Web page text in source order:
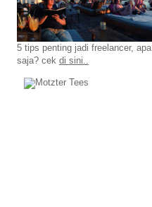
5 tips penting jadi freelancer, apa
saja? cek di sini..